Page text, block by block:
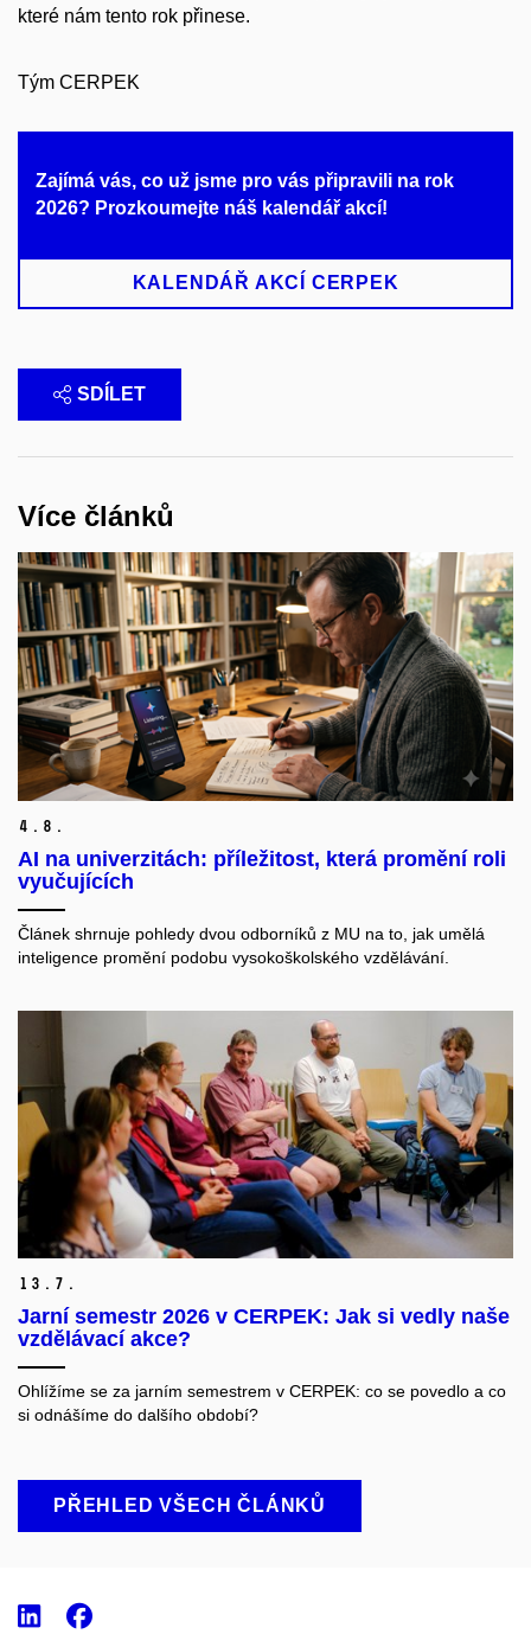
které nám tento rok přinese.
Tým CERPEK
Zajímá vás, co už jsme pro vás připravili na rok
2026? Prozkoumejte náš kalendář akcí!
KALENDÁŘ AKCÍ CERPEK
SDÍLET
Více článků
4. 8.
AI na univerzitách: příležitost, která promění roli
vyučujících
Článek shrnuje pohledy dvou odborníků z MU na to, jak umělá
inteligence promění podobu vysokoškolského vzdělávání.
13. 7.
Jarní semestr 2026 v CERPEK: Jak si vedly naše
vzdělávací akce?
Ohlížíme se za jarním semestrem v CERPEK: co se povedlo a co
si odnášíme do dalšího období?
PŘEHLED VŠECH ČLÁNKŮ
LinkedIn
Facebook